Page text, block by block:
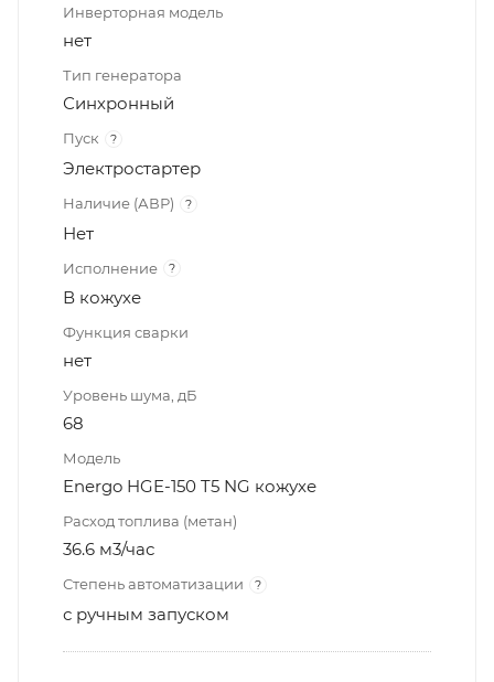
Инверторная модель
нет
Тип генератора
Синхронный
Пуск ?
Электростартер
Наличие (АВР) ?
Нет
Исполнение ?
В кожухе
Функция сварки
нет
Уровень шума, дБ
68
Модель
Energo HGE-150 T5 NG кожухе
Расход топлива (метан)
36.6 м3/час
Степень автоматизации ?
с ручным запуском